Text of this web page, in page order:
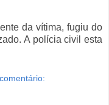
da vítima, fugiu do
A polícia civil esta